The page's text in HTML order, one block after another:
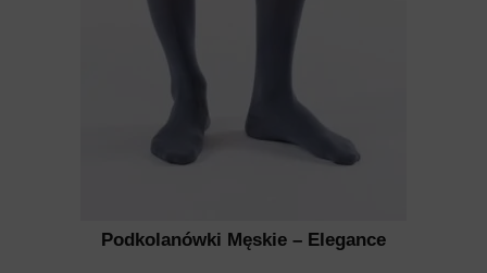
Podkolanówki Męskie – Elegance